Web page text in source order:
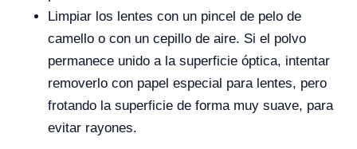
Limpiar los lentes con un pincel de pelo de
camello o con un cepillo de aire. Si el polvo
permanece unido a la superficie óptica, intentar
removerlo con papel especial para lentes, pero
frotando la superficie de forma muy suave, para
evitar rayones.